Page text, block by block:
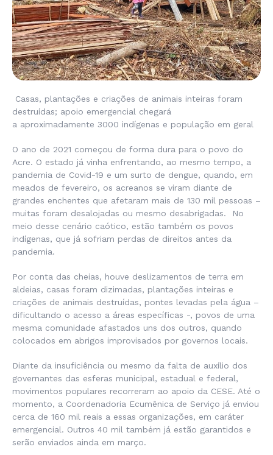
Casas, plantações e criações de animais inteiras foram
destruídas; apoio emergencial chegará
a aproximadamente 3000 indígenas e população em geral
O ano de 2021 começou de forma dura para o povo do
Acre. O estado já vinha enfrentando, ao mesmo tempo, a
pandemia de Covid-19 e um surto de dengue, quando, em
meados de fevereiro, os acreanos se viram diante de
grandes enchentes que afetaram mais de 130 mil pessoas –
muitas foram desalojadas ou mesmo desabrigadas. No
meio desse cenário caótico, estão também os povos
indígenas, que já sofriam perdas de direitos antes da
pandemia.
Por conta das cheias, houve deslizamentos de terra em
aldeias, casas foram dizimadas, plantações inteiras e
criações de animais destruídas, pontes levadas pela água –
dificultando o acesso a áreas específicas -, povos de uma
mesma comunidade afastados uns dos outros, quando
colocados em abrigos improvisados por governos locais.
Diante da insuficiência ou mesmo da falta de auxílio dos
governantes das esferas municipal, estadual e federal,
movimentos populares recorreram ao apoio da CESE. Até o
momento, a Coordenadoria Ecumênica de Serviço já enviou
cerca de 160 mil reais a essas organizações, em caráter
emergencial. Outros 40 mil também já estão garantidos e
serão enviados ainda em março.